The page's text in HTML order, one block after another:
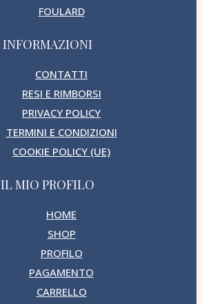
FOULARD
INFORMAZIONI
CONTATTI
RESI E RIMBORSI
PRIVACY POLICY
TERMINI E CONDIZIONI
COOKIE POLICY (UE)
IL MIO PROFILO
HOME
SHOP
PROFILO
PAGAMENTO
CARRELLO